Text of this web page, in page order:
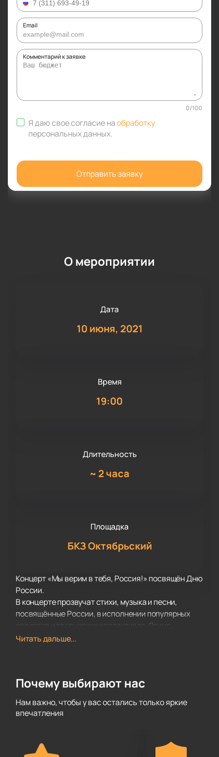
Email
Комментарий к заявке
0/100
Я даю свое согласие наобработку
персональных данных.
Отправить заявку
О мероприятии
Дата
10 июня, 2021
Время
19:00
Длительность
~ 2 часа
Площадка
БКЗ Октябрьский
Концерт «Мы верим в тебя, Россия!» посвящён Дню
России.
В концерте прозвучат стихи, музыка и песни,
посвящённые России, в исполнении популярных
артистов и творческих коллективов. Яркие
хореографические номера, видео инсталляция,
России Александр Маршал, хор Валаамского
Чернецов и многие другие популярные
исполнители.
Читать дальше...
Почему выбирают нас
Нам важно, чтобы у вас остались только яркие
впечатления